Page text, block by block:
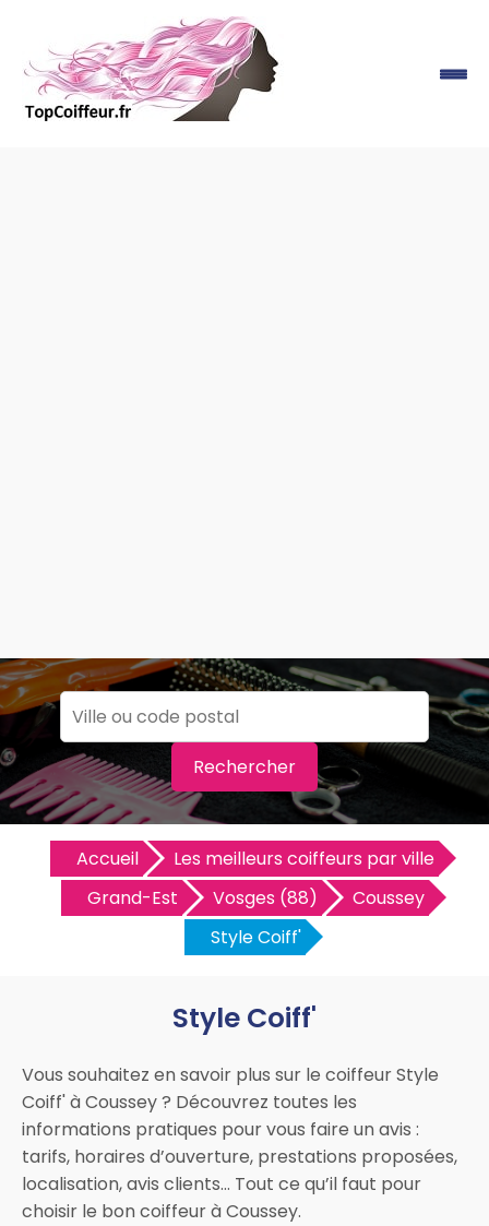
Rechercher
Accueil
Les meilleurs coiffeurs par ville
Grand-Est
Vosges (88)
Coussey
Style Coiff'
Style Coiff'
Vous souhaitez en savoir plus sur le coiffeur Style
Coiff' à Coussey ? Découvrez toutes les
informations pratiques pour vous faire un avis :
tarifs, horaires d’ouverture, prestations proposées,
localisation, avis clients… Tout ce qu’il faut pour
choisir le bon coiffeur à Coussey.